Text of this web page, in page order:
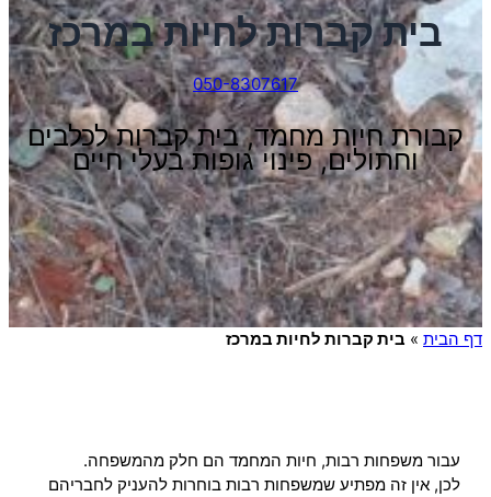
בית קברות לחיות במרכז
050-8307617
קבורת חיות מחמד, בית קברות לכלבים
וחתולים, פינוי גופות בעלי חיים
דף הבית » בית קברות לחיות במרכז
עבור משפחות רבות, חיות המחמד הם חלק מהמשפחה.
לכן, אין זה מפתיע שמשפחות רבות בוחרות להעניק לחבריהם